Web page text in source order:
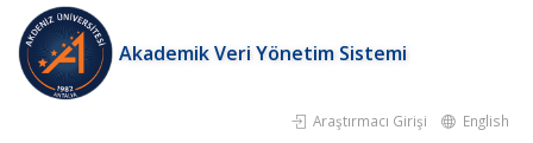
Akademik Veri Yönetim Sistemi
Araştırmacı Girişi English